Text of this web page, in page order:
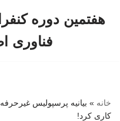
هفتمین دوره
فناوری
خانه » بیانیه پرسپولیس
کاری کرد!